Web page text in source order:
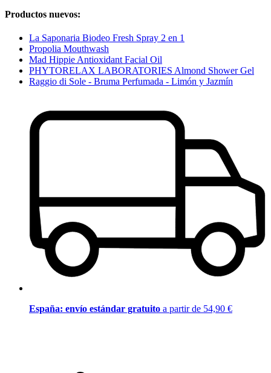
Productos nuevos:
La Saponaria Biodeo Fresh Spray 2 en 1
Propolia Mouthwash
Mad Hippie Antioxidant Facial Oil
PHYTORELAX LABORATORIES Almond Shower Gel
Raggio di Sole - Bruma Perfumada - Limón y Jazmín
España: envío estándar gratuito a partir de 54,90 €